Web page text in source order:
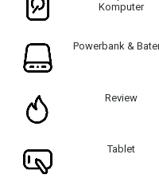
Komputer
Powerbank &
Review
Tablet